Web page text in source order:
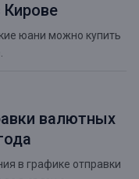
юани можно купить
валютных
в графике отправки